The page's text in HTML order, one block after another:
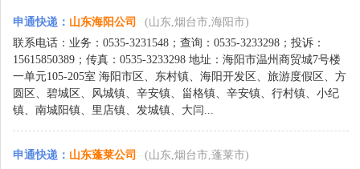
申通快递 ： 山东海阳公司
(山东,烟台市,海阳市)
联系电话：业务：0535-3231548；查询：0535-3233298；投诉：
15615850389；传真：0535-3233298 地址：海阳市温州商贸城7号楼
一单元105-205室 海阳市区、东村镇、海阳开发区、旅游度假区、方
圆区、碧城区、风城镇、辛安镇、甾格镇、辛安镇、行村镇、小纪
镇、南城阳镇、里店镇、发城镇、大闫...
申通快递 ： 山东蓬莱公司
(山东,烟台市,蓬莱市)